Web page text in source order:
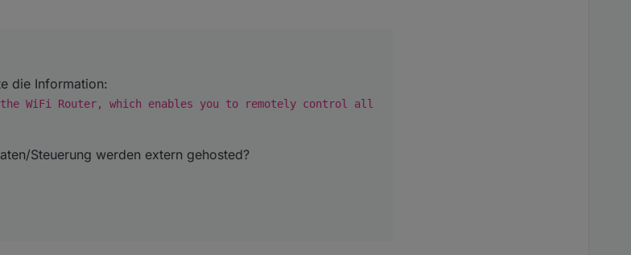
die Information:
WiFi Router, which enables you to remotely control all
Steuerung werden extern gehosted?